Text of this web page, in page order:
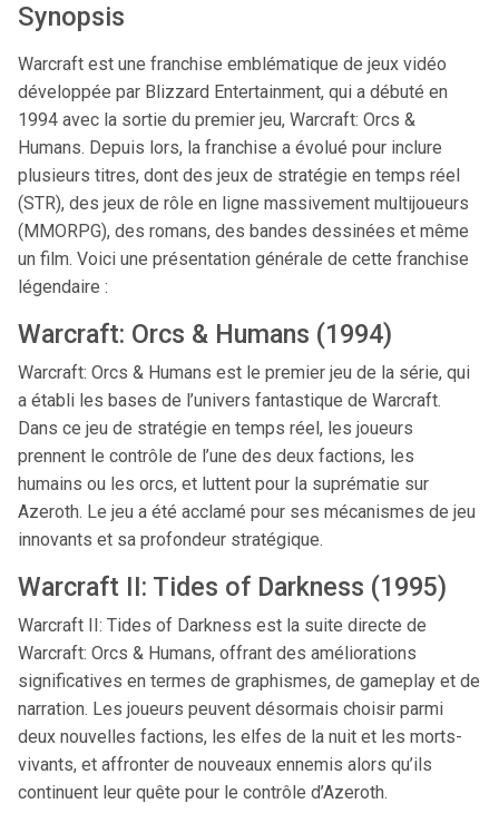
Synopsis
Warcraft est une franchise emblématique de jeux vidéo
développée par Blizzard Entertainment, qui a débuté en
1994 avec la sortie du premier jeu, Warcraft: Orcs &
Humans. Depuis lors, la franchise a évolué pour inclure
plusieurs titres, dont des jeux de stratégie en temps réel
(STR), des jeux de rôle en ligne massivement multijoueurs
(MMORPG), des romans, des bandes dessinées et même
un film. Voici une présentation générale de cette franchise
légendaire :
Warcraft: Orcs & Humans (1994)
Warcraft: Orcs & Humans est le premier jeu de la série, qui
a établi les bases de l’univers fantastique de Warcraft.
Dans ce jeu de stratégie en temps réel, les joueurs
prennent le contrôle de l’une des deux factions, les
humains ou les orcs, et luttent pour la suprématie sur
Azeroth. Le jeu a été acclamé pour ses mécanismes de jeu
innovants et sa profondeur stratégique.
Warcraft II: Tides of Darkness (1995)
Warcraft II: Tides of Darkness est la suite directe de
Warcraft: Orcs & Humans, offrant des améliorations
significatives en termes de graphismes, de gameplay et de
narration. Les joueurs peuvent désormais choisir parmi
deux nouvelles factions, les elfes de la nuit et les morts-
vivants, et affronter de nouveaux ennemis alors qu’ils
continuent leur quête pour le contrôle d’Azeroth.